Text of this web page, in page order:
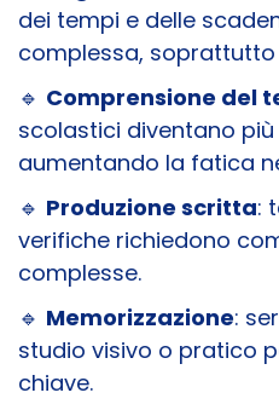
dei tempi e delle
complessa, soprattutto
🔹 Comprensione del
scolastici diventano più
aumentando la fatica
🔹 Produzione scritta:
verifiche richiedono
complesse.
🔹 Memorizzazione:
studio visivo o pratico
chiave.